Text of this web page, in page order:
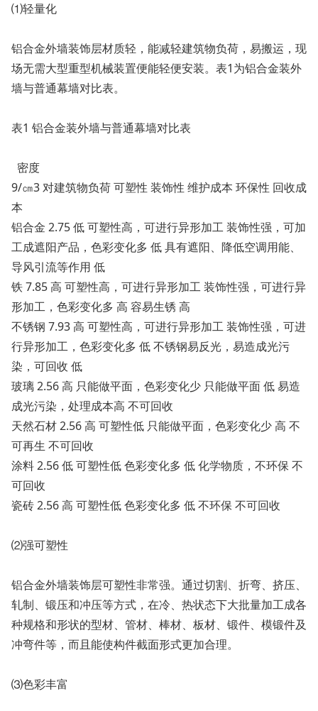
⑴轻量化
铝合金外墙装饰层材质轻，能减轻建筑物负荷，易搬运，现
场无需大型重型机械装置便能轻便安装。表1为铝合金装外
墙与普通幕墙对比表。
表1 铝合金装外墙与普通幕墙对比表
密度
9/㎝3 对建筑物负荷 可塑性 装饰性 维护成本 环保性 回收成
本
铝合金 2.75 低 可塑性高，可进行异形加工 装饰性强，可加
工成遮阳产品，色彩变化多 低 具有遮阳、降低空调用能、
导风引流等作用 低
铁 7.85 高 可塑性高，可进行异形加工 装饰性强，可进行异
形加工，色彩变化多 高 容易生锈 高
不锈钢 7.93 高 可塑性高，可进行异形加工 装饰性强，可进
行异形加工，色彩变化多 低 不锈钢易反光，易造成光污
染，可回收 低
玻璃 2.56 高 只能做平面，色彩变化少 只能做平面 低 易造
成光污染，处理成本高 不可回收
天然石材 2.56 高 可塑性低 只能做平面，色彩变化少 高 不
可再生 不可回收
涂料 2.56 低 可塑性低 色彩变化多 低 化学物质，不环保 不
可回收
瓷砖 2.56 高 可塑性低 色彩变化多 低 不环保 不可回收
⑵强可塑性
铝合金外墙装饰层可塑性非常强。通过切割、折弯、挤压、
轧制、锻压和冲压等方式，在冷、热状态下大批量加工成各
种规格和形状的型材、管材、棒材、板材、锻件、模锻件及
冲弯件等，而且能使构件截面形式更加合理。
⑶色彩丰富